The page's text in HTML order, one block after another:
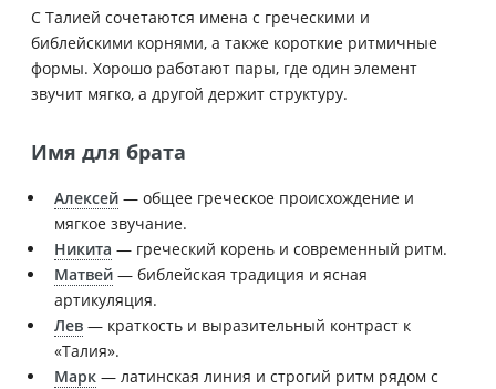
С Талией сочетаются имена с греческими и
библейскими корнями, а также короткие ритмичные
формы. Хорошо работают пары, где один элемент
звучит мягко, а другой держит структуру.
Имя для брата
Алексей — общее греческое происхождение и
мягкое звучание.
Никита — греческий корень и современный ритм.
Матвей — библейская традиция и ясная
артикуляция.
Лев — краткость и выразительный контраст к
«Талия».
Марк — латинская линия и строгий ритм рядом с